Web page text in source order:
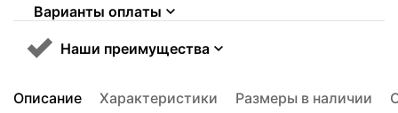
Варианты оплаты
Наши преимущества
Описание Характеристики Размеры в наличии